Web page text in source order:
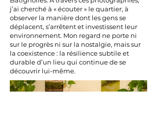
j’ai cherché à « écouter » le quartier, à
observer la manière dont les gens se
déplacent, s’arrêtent et investissent leur
environnement. Mon regard ne porte ni
sur le progrès ni sur la nostalgie, mais sur
la coexistence : la résilience subtile et
durable d’un lieu qui continue de se
découvrir lui-même.